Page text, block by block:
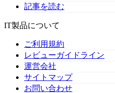
記事を読む
IT製品について
ご利用規約
レビューガイドライン
運営会社
サイトマップ
お問い合わせ